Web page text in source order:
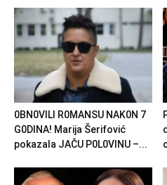
0BN0VlLl R0MANSU NAK0N 7
G0DlNA! Marija Šerifović
pokazala JAČU P0L0VINU –...